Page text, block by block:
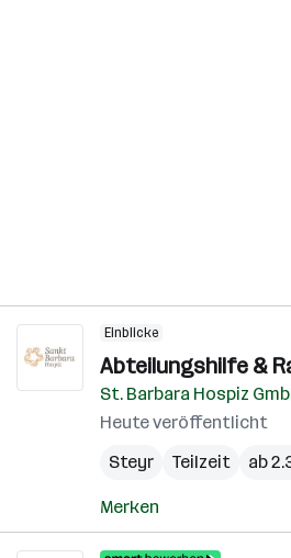
Einblicke
Abteilungshilfe &
St. Barbara Hospiz
Heute veröffentlicht
Steyr
Teilzeit ab
Merken